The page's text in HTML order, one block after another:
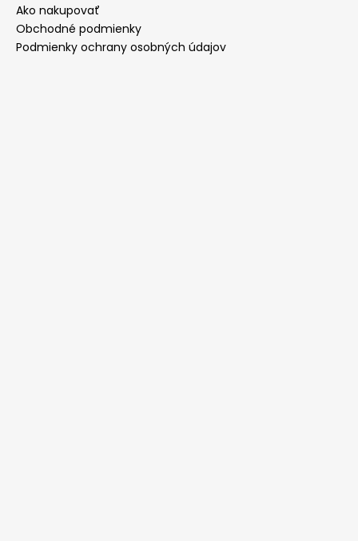
Ako nakupovať
Obchodné podmienky
Podmienky ochrany osobných údajov